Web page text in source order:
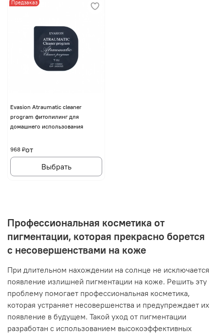
Предзаказ
Evasion Atraumatic cleaner
program фитопилинг для
домашнего использования
от
968 ₽
Выбрать
Профессиональная косметика от
пигментации, которая прекрасно борется
с несовершенствами на коже
При длительном нахождении на солнце не исключается
появление излишней пигментации на коже. Решить эту
проблему помогает профессиональная косметика,
которая устраняет несовершенства и предупреждает их
появление в будущем. Такой уход от пигментации
разработан с использованием высокоэффективных